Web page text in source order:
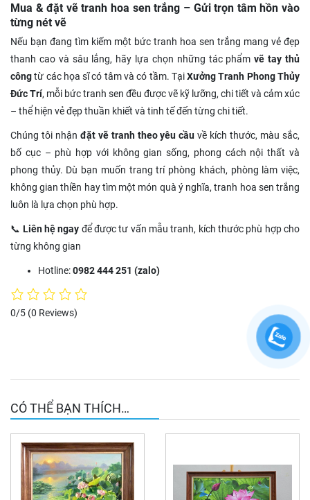
Mua & đặt vẽ tranh hoa sen trắng – Gửi trọn tâm hồn vào
từng nét vẽ
Nếu bạn đang tìm kiếm một bức tranh hoa sen trắng mang vẻ đẹp
thanh cao và sâu lắng, hãy lựa chọn những tác phẩmvẽ tay thủ
côngtừ các họa sĩ có tâm và có tầm. TạiXưởng Tranh Phong Thủy
Đức Trí, mỗi bức tranh sen đều được vẽ kỹ lưỡng, chi tiết và cảm xúc
– thể hiện vẻ đẹp thuần khiết và tinh tế đến từng chi tiết.
Chúng tôi nhận đặt vẽ tranh theo yêu cầu về kích thước, màu sắc,
bố cục – phù hợp với không gian sống, phong cách nội thất và
phong thủy. Dù bạn muốn trang trí phòng khách, phòng làm việc,
không gian thiền hay tìm một món quà ý nghĩa, tranh hoa sen trắng
luôn là lựa chọn phù hợp.
📞 Liên hệ ngay để được tư vấn mẫu tranh, kích thước phù hợp cho
từng không gian
Hotline:0982 444 251 (zalo)
0/5 (0 Reviews)
CÓ THỂ BẠN THÍCH…